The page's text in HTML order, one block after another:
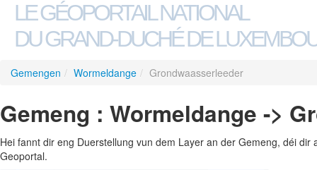
LE GÉOPORTAIL NATIONAL
DU GRAND-DUCHÉ DE
Gemengen / Wormeldange / Grondwaasserleeder
Gemeng : Wormeldange ->
Hei fannt dir eng Duerstellung vun dem Layer an der Gemeng, déi
Geoportal.